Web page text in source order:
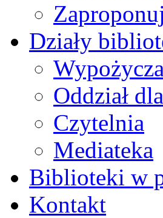
Działy
Oddział
Czytelnia
Mediateka
Biblioteki w
Kontakt